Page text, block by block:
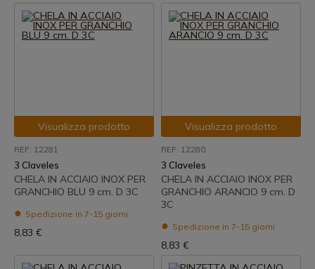
Visualizza prodotto
REF: 12281
3 Claveles
CHELA IN ACCIAIO INOX PER
GRANCHIO BLU 9 cm. D 3C
Spedizione in 7-15 giorni
8,83 €
Visualizza prodotto
REF: 12280
3 Claveles
CHELA IN ACCIAIO INOX PER
GRANCHIO ARANCIO 9 cm. D
3C
Spedizione in 7-15 giorni
8,83 €